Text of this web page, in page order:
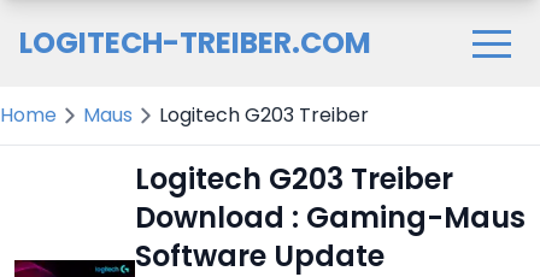
LOGITECH-TREIBER.COM
Home Maus Logitech G203 Treiber
Logitech G203 Treiber
Download : Gaming-Maus
Software Update